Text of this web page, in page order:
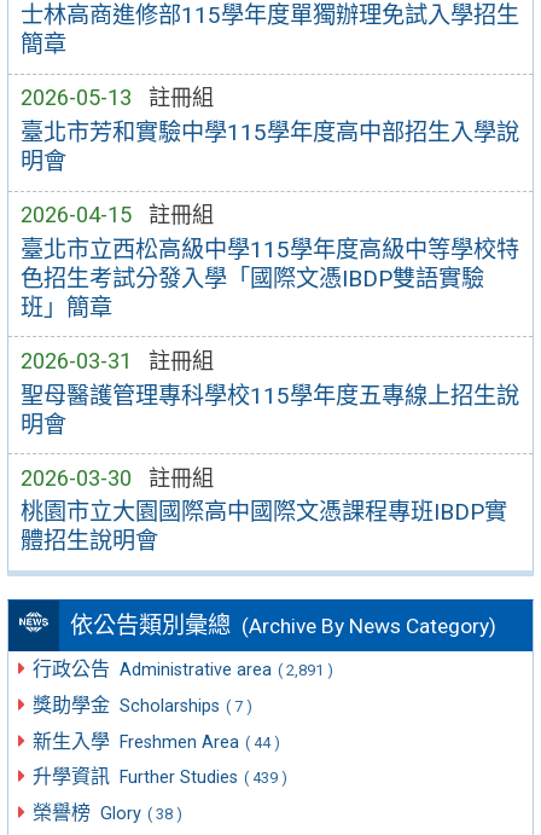
士林高商進修部115學年度單獨辦理免試入學招生
簡章
2026-05-13 註冊組
臺北市芳和實驗中學115學年度高中部招生入學說
明會
2026-04-15 註冊組
臺北市立西松高級中學115學年度高級中等學校特
色招生考試分發入學「國際文憑IBDP雙語實驗
班」簡章
2026-03-31 註冊組
聖母醫護管理專科學校115學年度五專線上招生說
明會
2026-03-30 註冊組
桃園市立大園國際高中國際文憑課程專班IBDP實
體招生說明會
依公告類別彙總 (Archive By News Category)
行政公告 Administrative area ( 2,891 )
獎助學金 Scholarships ( 7 )
新生入學 Freshmen Area ( 44 )
升學資訊 Further Studies ( 439 )
榮譽榜 Glory ( 38 )